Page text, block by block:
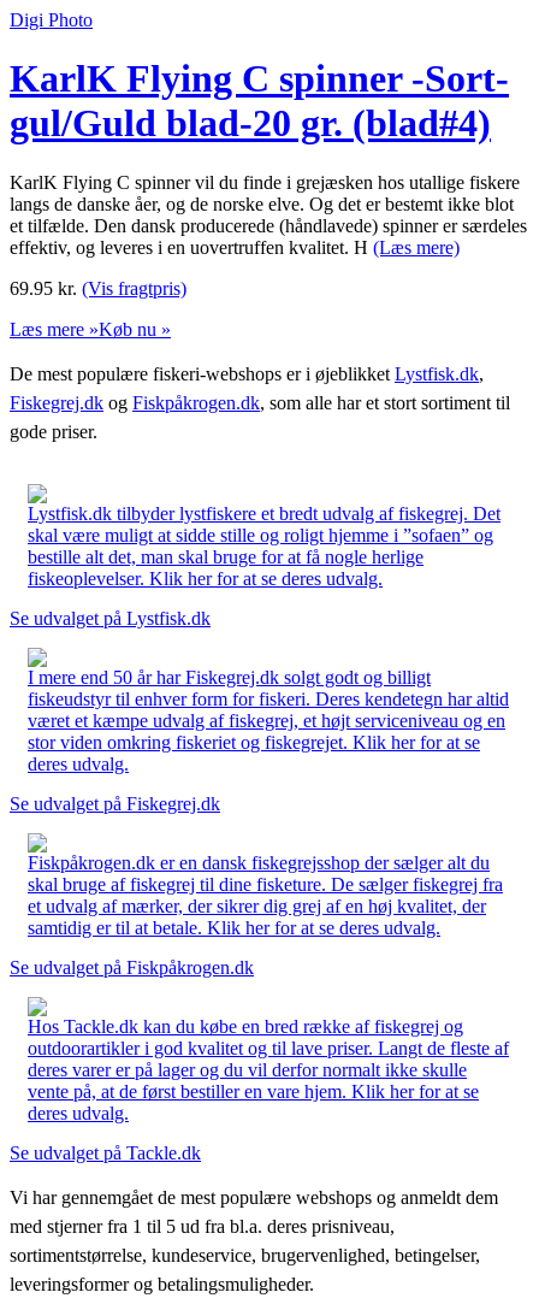
Digi Photo
KarlK Flying C spinner -Sort-
gul/Guld blad-20 gr. (blad#4)
KarlK Flying C spinner vil du finde i grejæsken hos utallige fiskere
langs de danske åer, og de norske elve. Og det er bestemt ikke blot
et tilfælde. Den dansk producerede (håndlavede) spinner er særdeles
effektiv, og leveres i en uovertruffen kvalitet. H (Læs mere)
69.95 kr. (Vis fragtpris)
Læs mere »Køb nu »
De mest populære fiskeri-webshops er i øjeblikket Lystfisk.dk,
Fiskegrej.dk og Fiskpåkrogen.dk, som alle har et stort sortiment til
gode priser.
Lystfisk.dk tilbyder lystfiskere et bredt udvalg af fiskegrej. Det
skal være muligt at sidde stille og roligt hjemme i ”sofaen” og
bestille alt det, man skal bruge for at få nogle herlige
fiskeoplevelser. Klik her for at se deres udvalg.
Se udvalget på Lystfisk.dk
I mere end 50 år har Fiskegrej.dk solgt godt og billigt
fiskeudstyr til enhver form for fiskeri. Deres kendetegn har altid
været et kæmpe udvalg af fiskegrej, et højt serviceniveau og en
stor viden omkring fiskeriet og fiskegrejet. Klik her for at se
deres udvalg.
Se udvalget på Fiskegrej.dk
Fiskpåkrogen.dk er en dansk fiskegrejsshop der sælger alt du
skal bruge af fiskegrej til dine fisketure. De sælger fiskegrej fra
et udvalg af mærker, der sikrer dig grej af en høj kvalitet, der
samtidig er til at betale. Klik her for at se deres udvalg.
Se udvalget på Fiskpåkrogen.dk
Hos Tackle.dk kan du købe en bred række af fiskegrej og
outdoorartikler i god kvalitet og til lave priser. Langt de fleste af
deres varer er på lager og du vil derfor normalt ikke skulle
vente på, at de først bestiller en vare hjem. Klik her for at se
deres udvalg.
Se udvalget på Tackle.dk
Vi har gennemgået de mest populære webshops og anmeldt dem
med stjerner fra 1 til 5 ud fra bl.a. deres prisniveau,
sortimentstørrelse, kundeservice, brugervenlighed, betingelser,
leveringsformer og betalingsmuligheder.